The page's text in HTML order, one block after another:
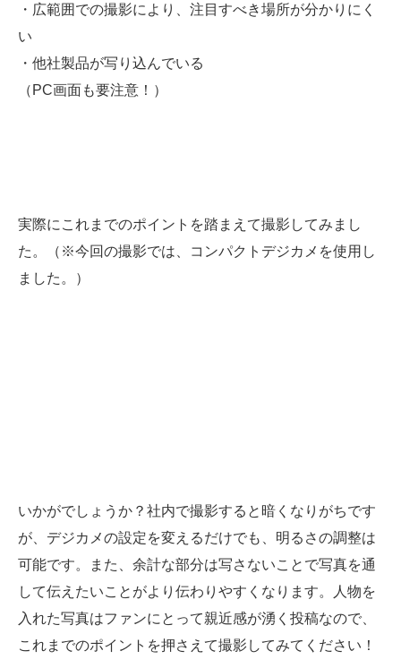
・広範囲での撮影により、注目すべき場所が分かりにく
い
・他社製品が写り込んでいる
（PC画面も要注意！）
実際にこれまでのポイントを踏まえて撮影してみまし
た。（※今回の撮影では、コンパクトデジカメを使用し
ました。）
いかがでしょうか？社内で撮影すると暗くなりがちです
が、デジカメの設定を変えるだけでも、明るさの調整は
可能です。また、余計な部分は写さないことで写真を通
して伝えたいことがより伝わりやすくなります。人物を
入れた写真はファンにとって親近感が湧く投稿なので、
これまでのポイントを押さえて撮影してみてください！